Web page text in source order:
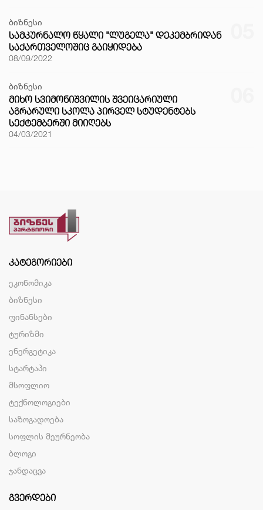
ბიზნესი
ᲡᲐᲛᲙᲣᲠᲜᲐᲚᲝ ᲬᲧᲐᲚᲘ "ᲚᲣᲒᲔᲚᲐ" ᲓᲔᲙᲔᲛᲑᲠᲘᲓᲐᲜ
ᲡᲐᲥᲐᲠᲗᲕᲔᲚᲝᲨᲘᲪ ᲒᲐᲘᲧᲘᲓᲔᲑᲐ
08/09/2022
ბიზნესი
ᲛᲘᲮᲝ ᲡᲕᲘᲛᲝᲜᲘᲨᲕᲘᲚᲘᲡ ᲨᲕᲔᲘᲪᲐᲠᲘᲣᲚᲘ
ᲐᲒᲠᲐᲠᲣᲚᲘ ᲡᲙᲝᲚᲐ ᲞᲘᲠᲕᲔᲚ ᲡᲢᲣᲓᲔᲜᲢᲔᲑᲡ
ᲡᲔᲥᲢᲔᲛᲑᲔᲠᲨᲘ ᲛᲘᲘᲦᲔᲑᲡ
04/03/2021
ᲙᲐᲢᲔᲒᲝᲠᲘᲔᲑᲘ
ეკონომიკა
ბიზნესი
ფინანსები
ტურიზმი
ენერგეტიკა
სტარტაპი
მსოფლიო
ტექნოლოგიები
საზოგადოება
სოფლის მეურნეობა
ბლოგი
ჯანდაცვა
ᲒᲕᲔᲠᲓᲔᲑᲘ